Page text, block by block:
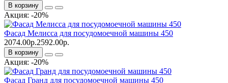
В корзину
Акция: -20%
Фасад Мелисса для посудомоечной машины 450
2074.00р.2592.00р.
В корзину
Акция: -20%
Фасад Гранд для посудомоечной машины 450